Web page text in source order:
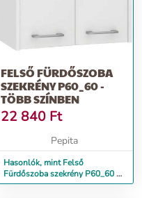
FELSŐ FÜRDŐSZOBA
SZEKRÉNY P60_60 -
TÖBB SZÍNBEN
22 840 Ft
Pepita
Hasonlók, mint Felső
Fürdőszoba szekrény P60_60 -
Több színben